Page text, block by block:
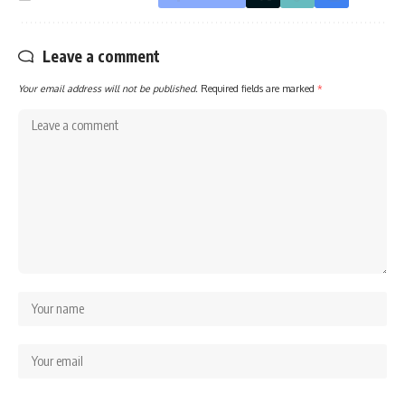
Leave a comment
Your email address will not be published. Required fields are marked *